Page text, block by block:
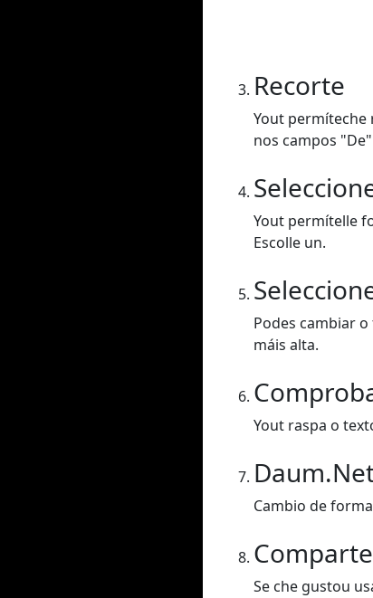
Recorte
Yout
nos campos
Yout permítelle
Escolle un.
Podes cambiar
máis alta.
Yout raspa o
Cambio de
Se che gustou